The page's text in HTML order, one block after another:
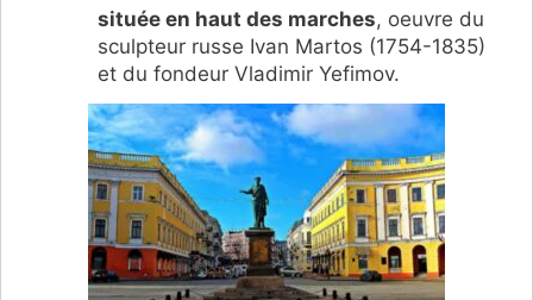
située en haut des marches, oeuvre du
sculpteur russe Ivan Martos (1754-1835)
et du fondeur Vladimir Yefimov.